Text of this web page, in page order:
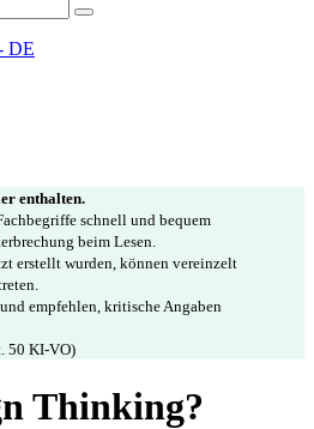
DE
enthalten.
schnell und bequem
beim Lesen.
erstellt wurden, können vereinzelt
empfehlen, kritische Angaben
50 KI-VO)
Thinking?